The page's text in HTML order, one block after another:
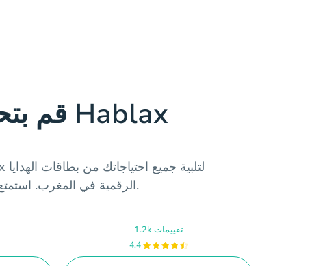
قم بتحميل تطبيق Hablax
الرقمية في المغرب. استمتع بخدمات موثوقة وسلسة.
1.2k تقييمات
4.4